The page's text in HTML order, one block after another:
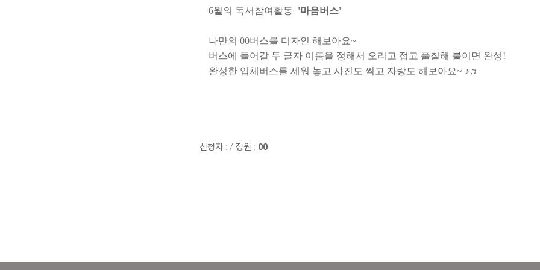
6월의 독서참여활동 '마음버스'
나만의 00버스를 디자인 해보아요~
버스에 들어갈 두 글자 이름을 정해서 오리고 접고 풀칠해 붙이면 완성!
완성한 입체버스를 세워 놓고 사진도 찍고 자랑도 해보아요~ ♪♬
신청자 : / 정원 : 00